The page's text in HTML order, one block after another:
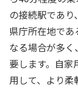
の接続駅であり
県庁所在地で
なる場合が多
要します。自
用して、より